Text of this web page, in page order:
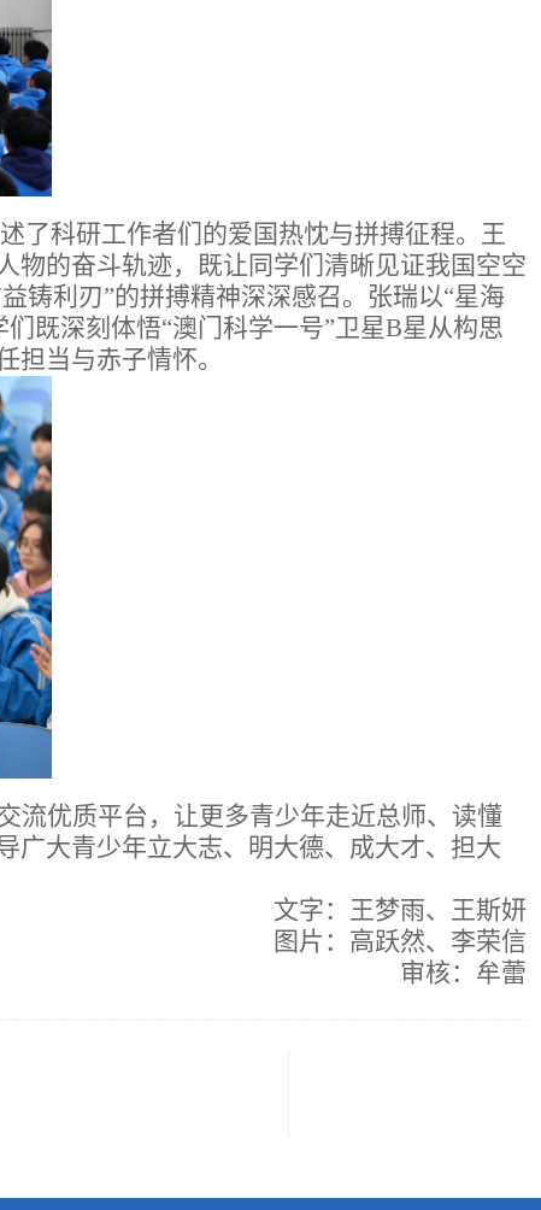
了科研工作者们的爱国热忱与拼搏征程。王
物的奋斗轨迹，既让同学们清晰见证我国空空
铸利刃”的拼搏精神深深感召。张瑞以“星海
既深刻体悟“澳门科学一号”卫星B星从构思
当与赤子情怀。
流优质平台，让更多青少年走近总师、读懂
广大青少年立大志、明大德、成大才、担大
文字：王梦雨、王斯妍
图片：高跃然、李荣信
审核：牟蕾